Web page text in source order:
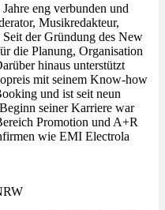
eng verbunden und
Musikredakteur,
der Gründung des New
die Planung, Organisation
hinaus unterstützt
mit seinem Know-how
und ist seit neun
seiner Karriere war
Promotion und A+R
wie EMI Electrola